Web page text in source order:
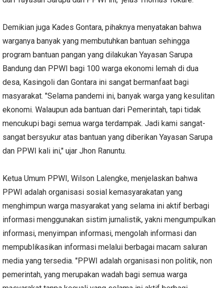
Demikian juga Kades Gontara, pihaknya menyatakan bahwa
warganya banyak yang membutuhkan bantuan sehingga
program bantuan pangan yang dilakukan Yayasan Sarupa
Bandung dan PPWI bagi 100 warga ekonomi lemah di dua
desa, Kasingoli dan Gontara ini sangat bermanfaat bagi
masyarakat. "Selama pandemi ini, banyak warga yang kesulitan
ekonomi. Walaupun ada bantuan dari Pemerintah, tapi tidak
mencukupi bagi semua warga terdampak. Jadi kami sangat-
sangat bersyukur atas bantuan yang diberikan Yayasan Sarupa
dan PPWI kali ini," ujar Jhon Ranuntu.
Ketua Umum PPWI, Wilson Lalengke, menjelaskan bahwa
PPWI adalah organisasi sosial kemasyarakatan yang
menghimpun warga masyarakat yang selama ini aktif berbagi
informasi menggunakan sistim jurnalistik, yakni mengumpulkan
informasi, menyimpan informasi, mengolah informasi dan
mempublikasikan informasi melalui berbagai macam saluran
media yang tersedia. "PPWI adalah organisasi non politik, non
pemerintah, yang merupakan wadah bagi semua warga